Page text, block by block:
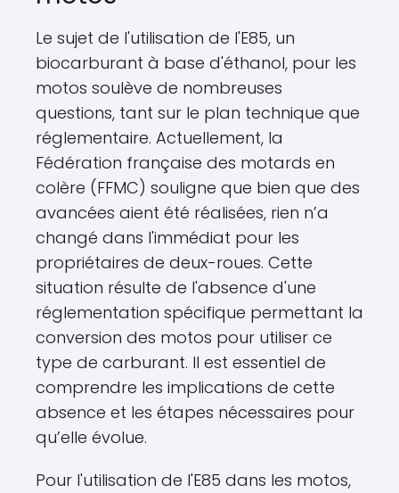
Le sujet de l'utilisation de l'E85, un
biocarburant à base d'éthanol, pour les
motos soulève de nombreuses
questions, tant sur le plan technique que
réglementaire. Actuellement, la
Fédération française des motards en
colère (FFMC) souligne que bien que des
avancées aient été réalisées, rien n’a
changé dans l'immédiat pour les
propriétaires de deux-roues. Cette
situation résulte de l'absence d'une
réglementation spécifique permettant la
conversion des motos pour utiliser ce
type de carburant. Il est essentiel de
comprendre les implications de cette
absence et les étapes nécessaires pour
qu’elle évolue.
Pour l'utilisation de l'E85 dans les motos,